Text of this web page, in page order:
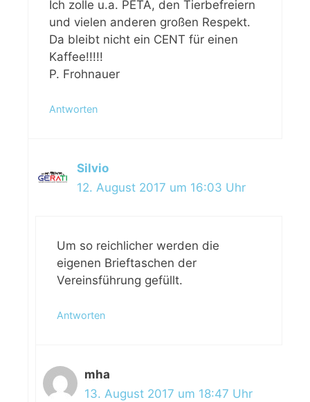
Ich zolle u.a. PETA, den Tierbefreiern
und vielen anderen großen Respekt.
Da bleibt nicht ein CENT für einen
Kaffee!!!!!
P. Frohnauer
Antworten
Silvio
12. August 2017 um 16:03 Uhr
Um so reichlicher werden die
eigenen Brieftaschen der
Vereinsführung gefüllt.
Antworten
mha
13. August 2017 um 18:47 Uhr